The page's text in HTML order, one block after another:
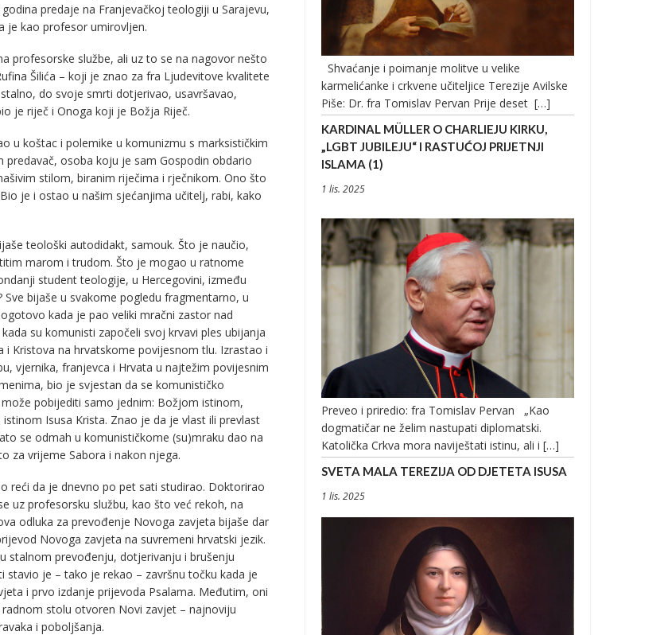
predaje na Franjevačkoj teologiji u Sarajevu,
je kao profesor umirovljen.
profesorske službe, ali uz to se na nagovor nešto
Šilića – koji je znao za fra Ljudevitove kvalitete
do svoje smrti dotjerivao, usavršavao,
je riječ i Onoga koji je Božja Riječ.
u koštac i polemike u komunizmu s marksističkim
osoba koju je sam Gospodin obdario
stilom, biranim riječima i rječnikom. Ono što
je i ostao u našim sjećanjima učitelj, rabi, kako
teološki autodidakt, samouk. Što je naučio,
marom i trudom. Što je mogao u ratnome
student teologije, u Hercegovini, između
Sve bijaše u svakome pogledu fragmentarno, u
kada je pao veliki mračni zastor nad
su komunisti započeli svoj krvavi ples ubijanja
i Kristova na hrvatskome povijesnom tlu. Izrastao i
vjernika, franjevca i Hrvata u najtežim povijesnim
bio je svjestan da se komunističko
pobijediti samo jednim: Božjom istinom,
Isusa Krista. Znao je da je vlast ili prevlast
se odmah u komunističkome (su)mraku dao na
za vrijeme Sabora i nakon njega.
reći da je dnevno po pet sati studirao. Doktorirao
uz profesorsku službu, kao što već rekoh, na
odluka za prevođenje Novoga zavjeta bijaše dar
Novoga zavjeta na suvremeni hrvatski jezik.
stalnom prevođenju, dotjerivanju i brušenju
je – tako je rekao – završnu točku kada je
i prvo izdanje prijevoda Psalama. Međutim, oni
stolu otvoren Novi zavjet – najnoviju
i poboljšanja.
Shvaćanje i poimanje molitve u velike
karmelićanke i crkvene učiteljice Terezije Avilske
Piše: Dr. fra Tomislav Pervan Prije deset […]
KARDINAL MÜLLER O CHARLIEJU KIRKU,
„LGBT JUBILEJU“ I RASTUĆOJ PRIJETNJI
ISLAMA (1)
1 lis. 2025
Preveo i priredio: fra Tomislav Pervan „Kao
dogmatičar ne želim nastupati diplomatski.
Katolička Crkva mora naviještati istinu, ali i […]
SVETA MALA TEREZIJA OD DJETETA ISUSA
1 lis. 2025